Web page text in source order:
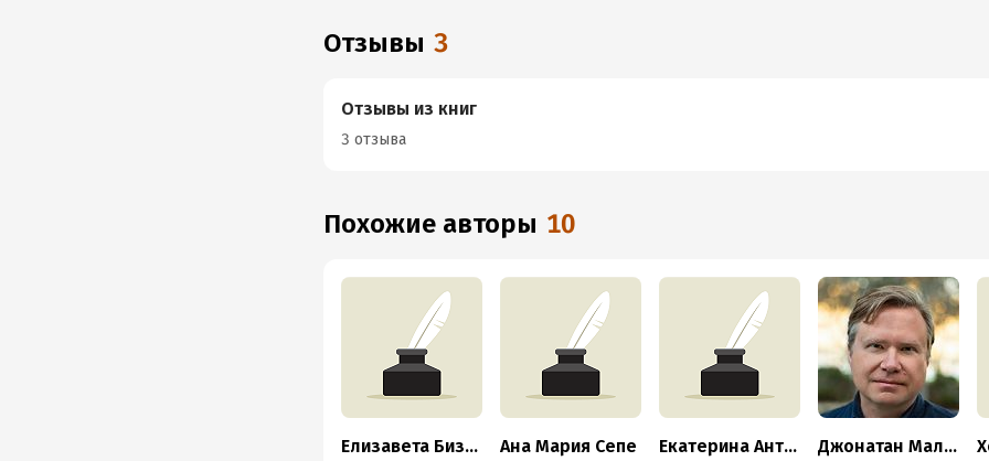
Отзывы 3
Отзывы из книг
3 отзыва
Похожие авторы 10
Елизавета Бизюкова Ана Мария Сепе Екатерина Антюфьева Джонатан Малесик